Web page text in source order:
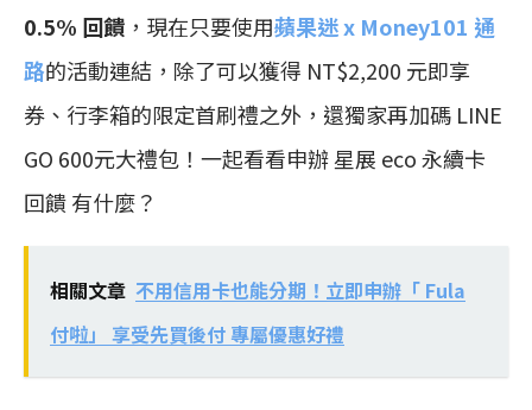
0.5% 回饋 ，現在只要使用蘋果迷 x Money101 通
路的活動連結，除了可以獲得 NT$2,200 元即享
券、行李箱的限定首刷禮之外，還獨家再加碼 LINE
GO 600元大禮包！一起看看申辦 星展 eco 永續卡
回饋 有什麼？
相關文章 不用信用卡也能分期！立即申辦「 Fula
付啦」 享受先買後付 專屬優惠好禮